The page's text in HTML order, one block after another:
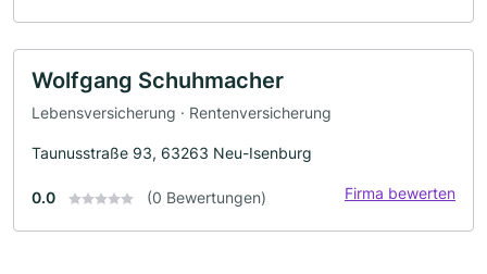
Wolfgang Schuhmacher
Lebensversicherung · Rentenversicherung
Taunusstraße 93, 63263 Neu-Isenburg
0.0 (0 Bewertungen) Firma bewerten